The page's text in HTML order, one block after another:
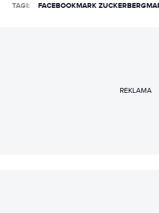
TAGI: FACEBOOKMARK ZUCKERBERG
REKLAMA